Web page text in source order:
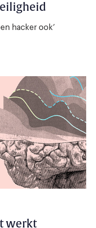
hacker ook’
werkt